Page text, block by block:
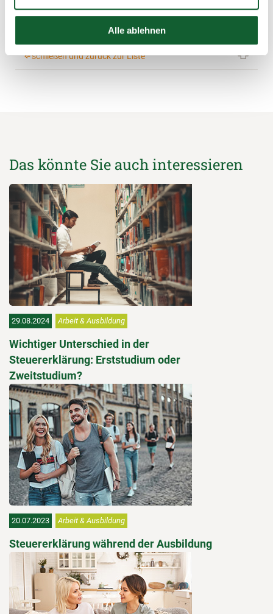
Alle ablehnen
schließen und zurück zur Liste
Das könnte Sie auch interessieren
29.08.2024 Arbeit & Ausbildung
Wichtiger Unterschied in der
Steuererklärung: Erststudium oder
Zweitstudium?
20.07.2023 Arbeit & Ausbildung
Steuererklärung während der Ausbildung